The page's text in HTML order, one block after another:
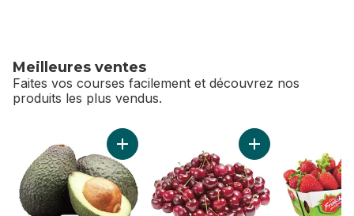
Meilleures ventes
Faites vos courses facilement et découvrez nos
produits les plus vendus.
sauter Meilleures ventes
Ajouter Avocats au panierAjouter Cerises